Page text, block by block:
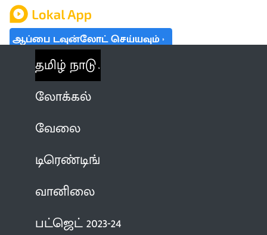
ஆப்பை டவுன்லோட் செய்யவும்
தமிழ் நாடு
லோக்கல்
வேலை
டிரெண்டிங்
வானிலை
பட்ஜெட் 2023-24